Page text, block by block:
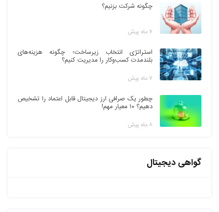
چگونه شرکت بزنیم؟
۷ ماه پیش
استراتژی انتخاب زیرساخت؛ چگونه هزینه‌های
بلندمدت کسب‌وکار را مدیریت کنیم؟
۷ ماه پیش
چطور یک صرافی ارز دیجیتال قابل اعتماد را تشخیص
دهیم؟ ۱۰ معیار مهم!
۸ ماه پیش
گواهی دیجیتال